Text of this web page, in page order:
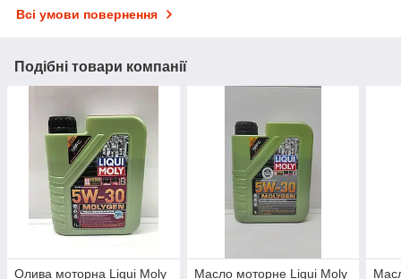
Всі умови повернення
Подібні товари компанії
Олива моторна Liqui Moly
Масло моторне Liqui Moly